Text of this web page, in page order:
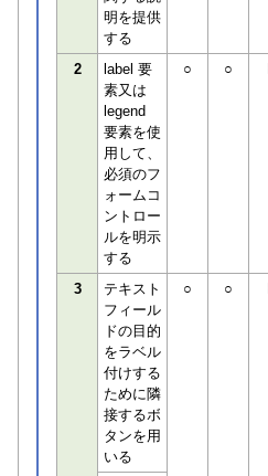
明を提供
する
2
label 要
素又は
legend
要素を使
用して、
必須のフ
ォームコ
ントロー
ルを明示
する
○ ○
3
テキスト
フィール
ドの目的
をラベル
付けする
ために隣
接するボ
タンを用
いる
○ ○